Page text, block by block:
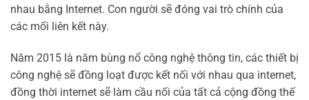
nhau bằng Internet. Con người sẽ đóng vai trò chính của
các mối liên kết này.
Năm 2015 là năm bùng nổ công nghệ thông tin, các thiết bị
công nghệ sẽ đồng loạt được kết nối với nhau qua internet,
đồng thời internet sẽ làm cầu nối của tất cả cộng đồng thế